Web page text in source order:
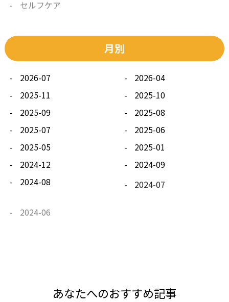
その他
月別
2026-07
2026-04
2025-11
2025-10
2025-09
2025-08
2025-07
2025-06
2025-05
2025-01
2024-12
2024-09
2024-08
2024-07
2024-04
あなたへのおすすめ記事